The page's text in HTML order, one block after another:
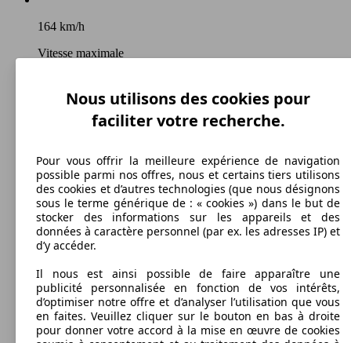
164 km/h
Vitesse maximale
145 g/km
Émissions de CO2 (combinées)*
Ø 5.2 l/100km
Nous utilisons des cookies pour
faciliter votre recherche.
Pour vous offrir la meilleure expérience de navigation
possible parmi nos offres, nous et certains tiers utilisons
des cookies et d’autres technologies (que nous désignons
sous le terme générique de : « cookies ») dans le but de
stocker des informations sur les appareils et des
données à caractère personnel (par ex. les adresses IP) et
d’y accéder.
Il nous est ainsi possible de faire apparaître une
publicité personnalisée en fonction de vos intérêts,
d’optimiser notre offre et d’analyser l’utilisation que vous
en faites. Veuillez cliquer sur le bouton en bas à droite
pour donner votre accord à la mise en œuvre de cookies